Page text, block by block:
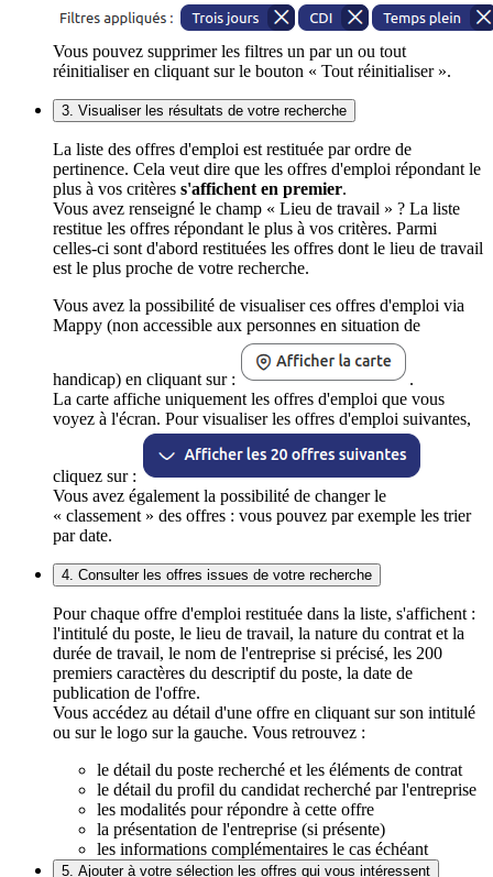
Vous pouvez supprimer les filtres un par un ou tout
réinitialiser en cliquant sur le bouton « Tout réinitialiser ».
3. Visualiser les résultats de votre recherche
La liste des offres d'emploi est restituée par ordre de
pertinence. Cela veut dire que les offres d'emploi répondant le
plus à vos critères s'affichent en premier.
Vous avez renseigné le champ « Lieu de travail » ? La liste
restitue les offres répondant le plus à vos critères. Parmi
celles-ci sont d'abord restituées les offres dont le lieu de travail
est le plus proche de votre recherche.
Vous avez la possibilité de visualiser ces offres d'emploi via
Mappy (non accessible aux personnes en situation de
handicap) en cliquant sur :
.
La carte affiche uniquement les offres d'emploi que vous
voyez à l'écran. Pour visualiser les offres d'emploi suivantes,
cliquez sur :
Vous avez également la possibilité de changer le
« classement » des offres : vous pouvez par exemple les trier
par date.
4. Consulter les offres issues de votre recherche
Pour chaque offre d'emploi restituée dans la liste, s'affichent :
l'intitulé du poste, le lieu de travail, la nature du contrat et la
durée de travail, le nom de l'entreprise si précisé, les 200
premiers caractères du descriptif du poste, la date de
publication de l'offre.
Vous accédez au détail d'une offre en cliquant sur son intitulé
ou sur le logo sur la gauche. Vous retrouvez :
le détail du poste recherché et les éléments de contrat
le détail du profil du candidat recherché par l'entreprise
les modalités pour répondre à cette offre
la présentation de l'entreprise (si présente)
les informations complémentaires le cas échéant
5. Ajouter à votre sélection les offres qui vous intéressent